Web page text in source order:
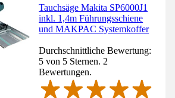
Tauchsäge Makita SP6000J1
inkl. 1,4m Führungsschiene
und MAKPAC Systemkoffer
Durchschnittliche Bewertung:
5 von 5 Sternen. 2
Bewertungen.